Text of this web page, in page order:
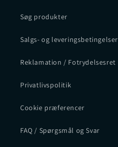
Søg produkter
Salgs- og leveringsbetingelser
Reklamation / Fotrydelsesret
Privatlivspolitik
Cookie præferencer
FAQ / Spørgsmål og Svar